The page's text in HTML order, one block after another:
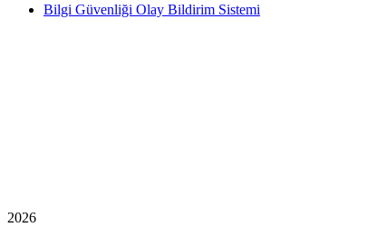
Bilgi Güvenliği Olay Bildirim Sistemi
2026